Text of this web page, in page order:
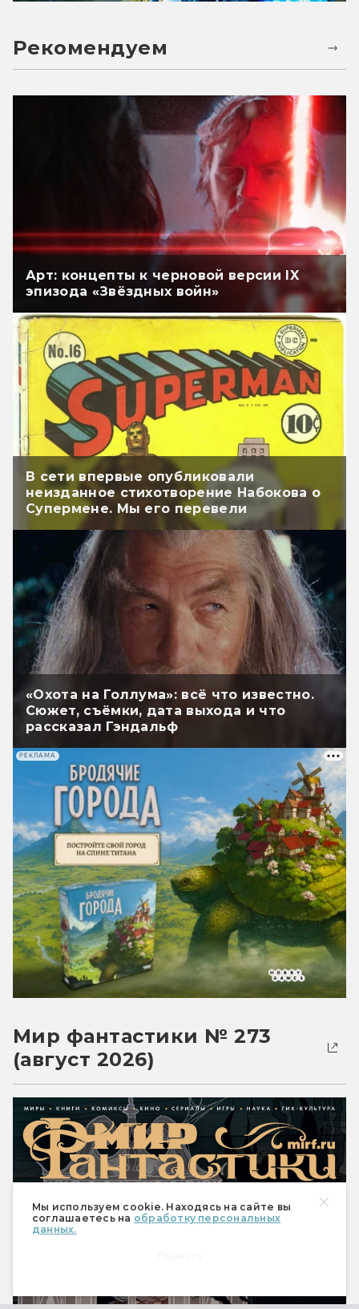
Мы используем cookie. Находясь на сайте вы
соглашаетесь на обработку персональных
данных.
Рекомендуем
Арт: концепты к черновой версии IX
эпизода «Звёздных войн»
В сети впервые опубликовали
неизданное стихотворение Набокова о
Супермене. Мы его перевели
«Охота на Голлума»: всё что известно.
Сюжет, съёмки, дата выхода и что
рассказал Гэндальф
РЕКЛАМА
Мир фантастики № 273
(август 2026)